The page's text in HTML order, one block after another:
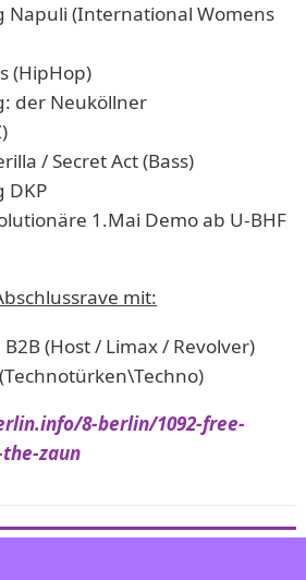
Napuli (International Womens
(HipHop)
der Neuköllner
/ Secret Act (Bass)
DKP
1.Mai Demo ab U-BHF
mit:
(Host / Limax / Revolver)
8-berlin/1092-free-
zaun